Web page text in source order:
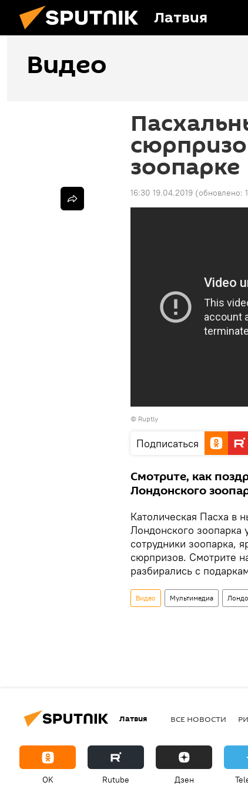
Латвия
Видео
зоопарке
16:30 19.04.2019 (обновлено:
© Ruptly
Подписаться
Смотрите, как
Лондонского
Католическая Пасха в
Лондонского зоопарка
сотрудники зоопарка,
сюрпризов. Смотрите
разбирались с
Видео Мультимедиа
Латвия ВСЕ НОВОСТИ
OK Rutube Дзен